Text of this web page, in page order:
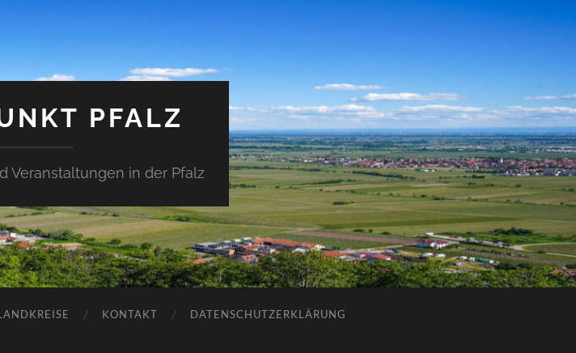
PFALZ
Veranstaltungen in der Pfalz
KONTAKT DATENSCHUTZERKLÄRUNG